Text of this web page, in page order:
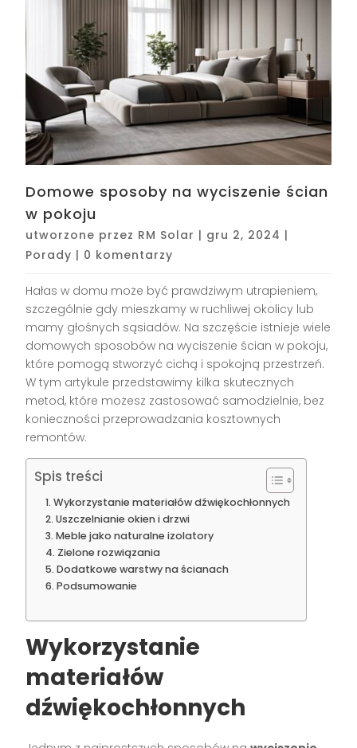
Domowe sposoby na wyciszenie ścian
w pokoju
utworzone przez RM Solar | gru 2, 2024 |
Porady | 0 komentarzy
Hałas w domu może być prawdziwym utrapieniem,
szczególnie gdy mieszkamy w ruchliwej okolicy lub
mamy głośnych sąsiadów. Na szczęście istnieje wiele
domowych sposobów na wyciszenie ścian w pokoju,
które pomogą stworzyć cichą i spokojną przestrzeń.
W tym artykule przedstawimy kilka skutecznych
metod, które możesz zastosować samodzielnie, bez
konieczności przeprowadzania kosztownych
remontów.
Spis treści
Wykorzystanie materiałów dźwiękochłonnych
Uszczelnianie okien i drzwi
Meble jako naturalne izolatory
Zielone rozwiązania
Dodatkowe warstwy na ścianach
Podsumowanie
Wykorzystanie
materiałów
dźwiękochłonnych